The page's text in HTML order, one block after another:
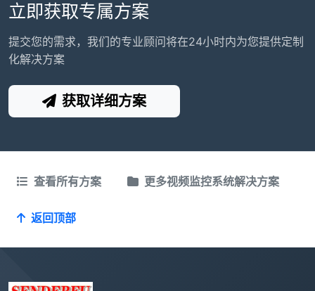
立即获取专属方案
提交您的需求，我们的专业顾问将在24小时内为您提供定制
化解决方案
获取详细方案
查看所有方案 更多视频监控系统解决方案
返回顶部